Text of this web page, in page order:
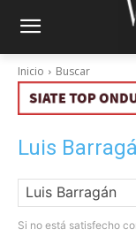
Inicio Buscar
Luis
Si no está satisfecho